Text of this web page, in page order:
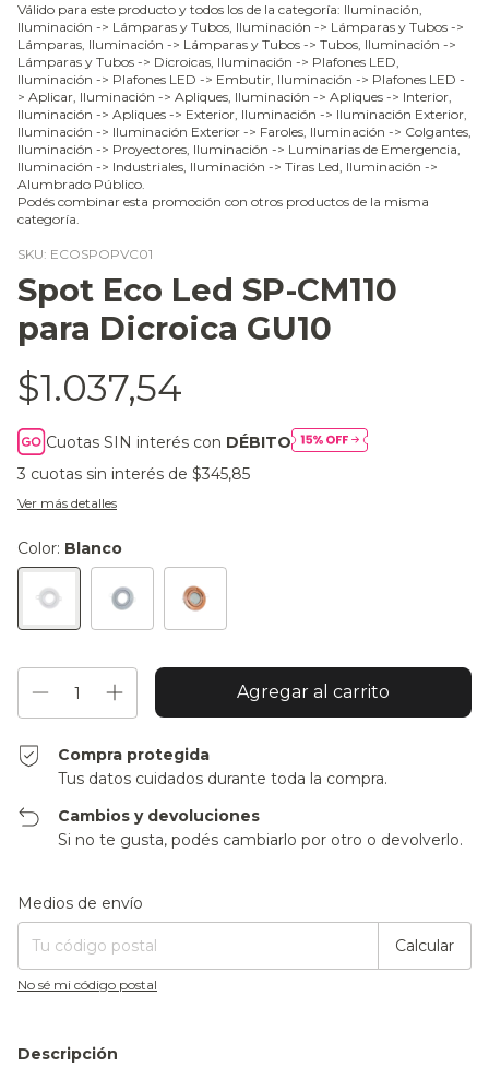
Válido para este producto y todos los de la categoría: Iluminación,
Iluminación -> Lámparas y Tubos, Iluminación -> Lámparas y Tubos ->
Lámparas, Iluminación -> Lámparas y Tubos -> Tubos, Iluminación ->
Lámparas y Tubos -> Dicroicas, Iluminación -> Plafones LED,
Iluminación -> Plafones LED -> Embutir, Iluminación -> Plafones LED -
> Aplicar, Iluminación -> Apliques, Iluminación -> Apliques -> Interior,
Iluminación -> Apliques -> Exterior, Iluminación -> Iluminación Exterior,
Iluminación -> Iluminación Exterior -> Faroles, Iluminación -> Colgantes,
Iluminación -> Proyectores, Iluminación -> Luminarias de Emergencia,
Iluminación -> Industriales, Iluminación -> Tiras Led, Iluminación ->
Alumbrado Público.
Podés combinar esta promoción con otros productos de la misma
categoría.
SKU: ECOSPOPVC01
Spot Eco Led SP-CM110
para Dicroica GU10
$1.037,54
Cuotas SIN interés con DÉBITO
3 cuotas sin interés de $345,85
Ver más detalles
Color: Blanco
Compra protegida
Tus datos cuidados durante toda la compra.
Cambios y devoluciones
Si no te gusta, podés cambiarlo por otro o devolverlo.
Entregas para el CP:
Medios de envío
Calcular
No sé mi código postal
Descripción